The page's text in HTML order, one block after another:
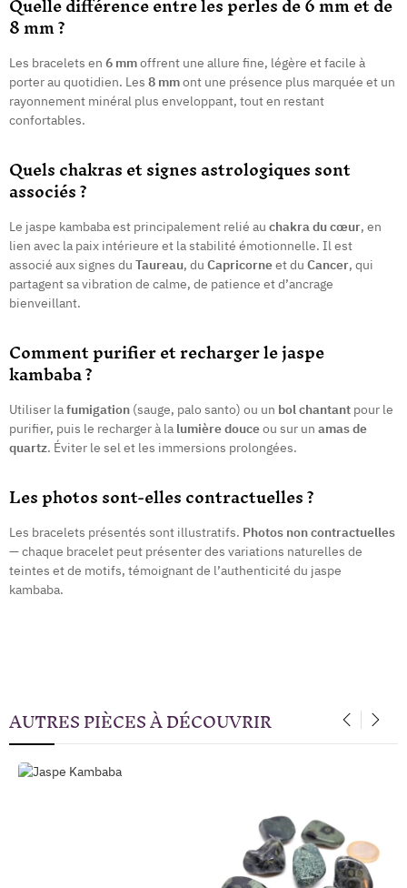
8 mm ?
Les bracelets en 6 mmoffrent une allure fine, légère et facile à
porter au quotidien. Les 8 mmont une présence plus marquée et un
rayonnement minéral plus enveloppant, tout en restant
confortables.
Quels chakras et signes astrologiques sont
associés ?
Le jaspe kambaba est principalement relié au chakra du cœur, en
lien avec la paix intérieure et la stabilité émotionnelle. Il est
associé aux signes du Taureau, du Capricorneet du Cancer, qui
partagent sa vibration de calme, de patience et d’ancrage
bienveillant.
Comment purifier et recharger le jaspe
kambaba ?
Utiliser lafumigation (sauge, palo santo) ou un bol chantant pour le
purifier, puis le recharger à la lumière douceou sur un amas de
quartz. Éviter le sel et les immersions prolongées.
Les photos sont-elles contractuelles ?
Les bracelets présentés sont illustratifs. Photos non contractuelles
— chaque bracelet peut présenter des variations naturelles de
teintes et de motifs, témoignant de l’authenticité du jaspe
kambaba.
AUTRES PIÈCES À DÉCOUVRIR